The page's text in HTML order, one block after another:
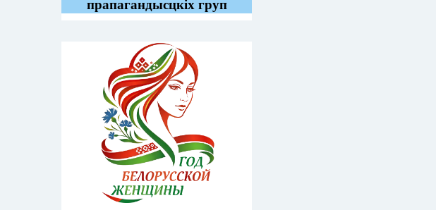
прапагандысцкіх груп